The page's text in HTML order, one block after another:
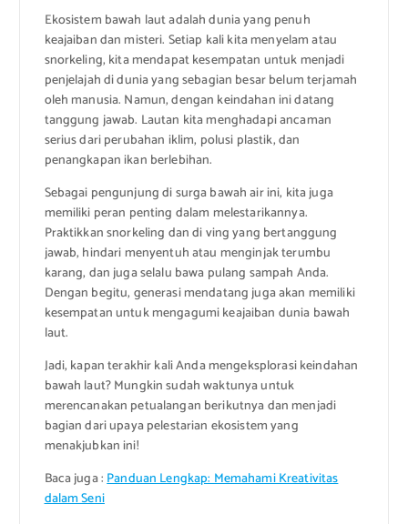
Ekosistem bawah laut adalah dunia yang penuh
keajaiban dan misteri. Setiap kali kita menyelam atau
snorkeling, kita mendapat kesempatan untuk menjadi
penjelajah di dunia yang sebagian besar belum terjamah
oleh manusia. Namun, dengan keindahan ini datang
tanggung jawab. Lautan kita menghadapi ancaman
serius dari perubahan iklim, polusi plastik, dan
penangkapan ikan berlebihan.
Sebagai pengunjung di surga bawah air ini, kita juga
memiliki peran penting dalam melestarikannya.
Praktikkan snorkeling dan di ving yang bertanggung
jawab, hindari menyentuh atau menginjak terumbu
karang, dan juga selalu bawa pulang sampah Anda.
Dengan begitu, generasi mendatang juga akan memiliki
kesempatan untuk mengagumi keajaiban dunia bawah
laut.
Jadi, kapan terakhir kali Anda mengeksplorasi keindahan
bawah laut? Mungkin sudah waktunya untuk
merencanakan petualangan berikutnya dan menjadi
bagian dari upaya pelestarian ekosistem yang
menakjubkan ini!
Baca juga :Panduan Lengkap: Memahami Kreativitas
dalam Seni